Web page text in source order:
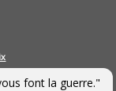
font la guerre."